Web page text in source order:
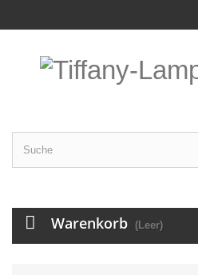
Warenkorb (Leer)